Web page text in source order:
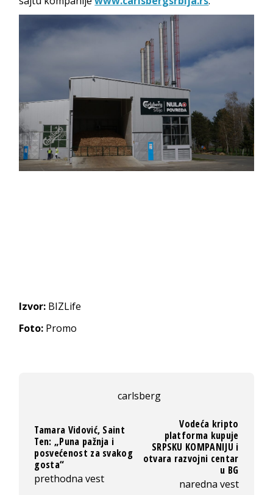
Izvor: BIZLife
Foto: Promo
carlsberg
Tamara Vidović, Saint
Ten: „Puna pažnja i
posvećenost za svakog
gosta“
prethodna vest
Vodeća kripto
platforma kupuje
SRPSKU KOMPANIJU i
otvara razvojni centar
u BG
naredna vest